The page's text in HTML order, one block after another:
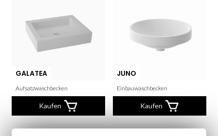
GALATEA
Aufsatzwaschbecken
Kaufen
JUNO
Einbauwaschbecken
Kaufen